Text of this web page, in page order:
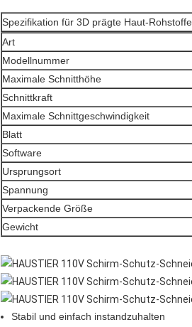
Spezifikation für 3D prägte Haut-
Art
Modellnummer
Maximale Schnitthöhe
Schnittkraft
Maximale Schnittgeschwindigkeit
Blatt
Software
Ursprungsort
Spannung
Verpackende Größe
Gewicht
Stabil und einfach instandzuhalten